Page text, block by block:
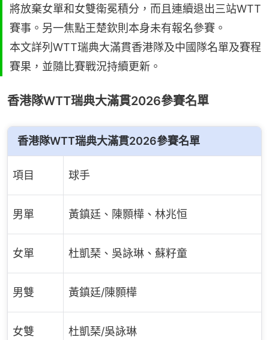
將放棄女單和女雙衛冕積分，而且連續退出三站WTT
賽事。另一焦點王楚欽則本身未有報名參賽。
本文詳列WTT瑞典大滿貫香港隊及中國隊名單及賽程
賽果，並隨比賽戰況持續更新。
香港隊WTT瑞典大滿貫2026參賽名單
香港隊WTT瑞典大滿貫2026參賽名單
項目 球手
男單 黃鎮廷、陳顥樺、林兆恒
女單 杜凱琹、吳詠琳、蘇籽童
男雙 黃鎮廷/陳顥樺
女雙 杜凱琹/吳詠琳